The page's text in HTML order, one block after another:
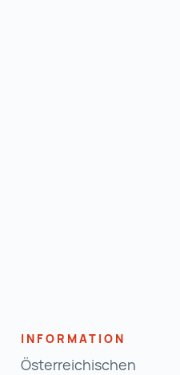
INFORMATION
Österreichischen